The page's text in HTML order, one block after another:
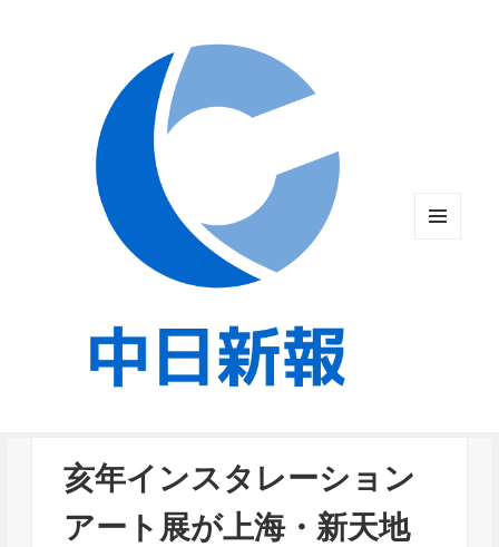
亥年インスタレーション
アート展が上海・新天地